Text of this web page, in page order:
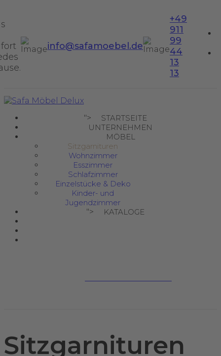
info@safamoebel.de
+49
911
99
44
13
13
">
STARTSEITE
UNTERNEHMEN
MÖBEL
Sitzgarnituren
Wohnzimmer
Esszimmer
Schlafzimmer
Einzelstücke & Deko
Kinder- und
Jugendzimmer
">
KATALOGE
Sitzgarnituren